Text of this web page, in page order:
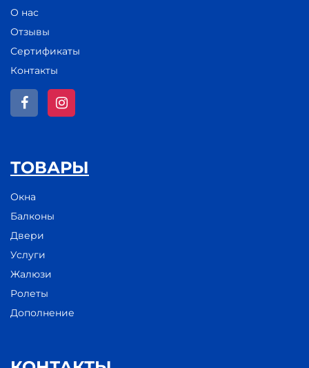
О нас
Отзывы
Сертификаты
Контакты
ТОВАРЫ
Окна
Балконы
Двери
Услуги
Жалюзи
Ролеты
Дополнение